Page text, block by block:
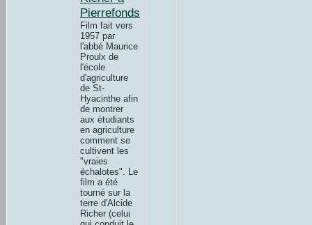
Pierrefonds
Film fait vers
1957 par
l'abbé Maurice
Proulx de
l'école
d'agriculture
de St-
Hyacinthe afin
de montrer
aux étudiants
en agriculture
comment se
cultivent les
"vraies
échalotes". Le
film a été
tourné sur la
terre d'Alcide
Richer (celui